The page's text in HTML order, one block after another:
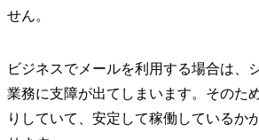
せん。
ビジネスでメールを利用する場合は、
業務に支障が出てしまいます。そのた
りしていて、安定して稼働しているか